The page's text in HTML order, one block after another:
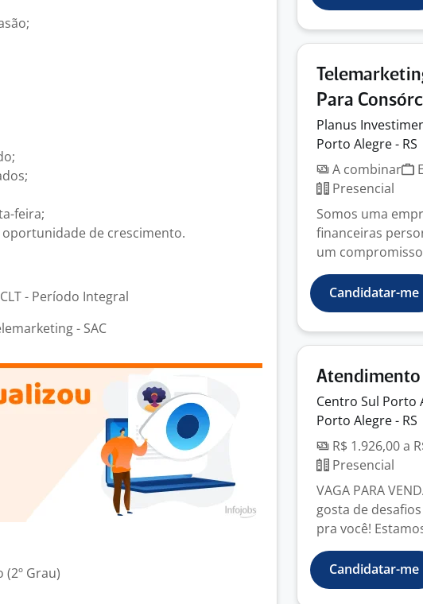
feira;
de crescimento.
- Período Integral
- SAC
Grau)
Para
Planus
Porto Alegre - RS
A combinar
Presencial
Somos uma
financeiras
um
Candidatar-me
Centro Sul Porto
Porto Alegre - RS
R$ 1.926,00 a
Presencial
VAGA PARA
gosta de
pra você!
Candidatar-me